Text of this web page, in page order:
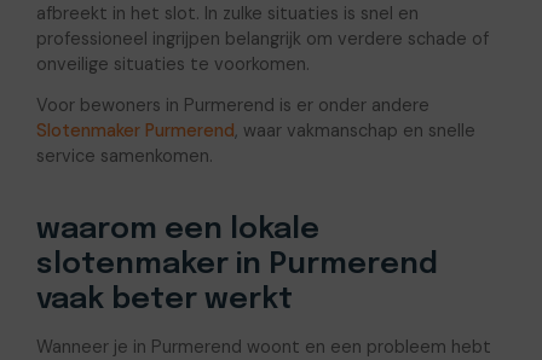
afbreekt in het slot. In zulke situaties is snel en
professioneel ingrijpen belangrijk om verdere schade of
onveilige situaties te voorkomen.
Voor bewoners in Purmerend is er onder andere
Slotenmaker Purmerend, waar vakmanschap en snelle
service samenkomen.
waarom een lokale
slotenmaker in Purmerend
vaak beter werkt
Wanneer je in Purmerend woont en een probleem hebt